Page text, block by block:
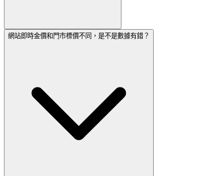
網站即時金價和門市標價不同，是不是數據有錯？